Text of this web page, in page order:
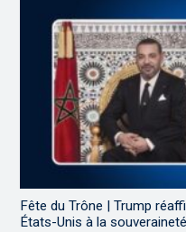
Fête du Trône | Trump
États-Unis à la